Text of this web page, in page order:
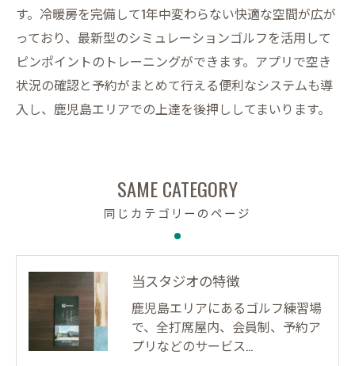
す。冷暖房を完備して1年中変わらない快適な空間が広が
っており、最新型のシミュレーションゴルフを活用して
ピンポイントのトレーニングができます。アプリで空き
状況の確認と予約がまとめて行える便利なシステムも導
入し、鹿児島エリアでの上達を後押ししてまいります。
同じカテゴリーのページ
SAME CATEGORY
当スタジオの特徴
鹿児島エリアにあるゴルフ練習場
で、全打席屋内、会員制、予約ア
プリなどのサービス…